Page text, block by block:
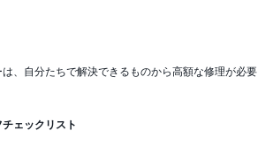
、自分たちで解決できるものから高額な修理が必要
ェックリスト